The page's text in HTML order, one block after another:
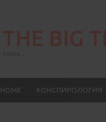
THE BIG
HOME КОНСПИРОЛОГИЯ